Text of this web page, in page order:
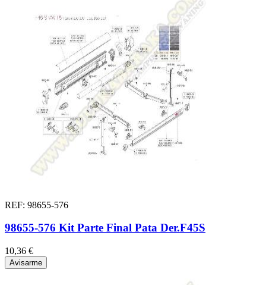
REF: 98655-576
98655-576 Kit Parte Final Pata Der.F45S
10,36 €
Avisarme